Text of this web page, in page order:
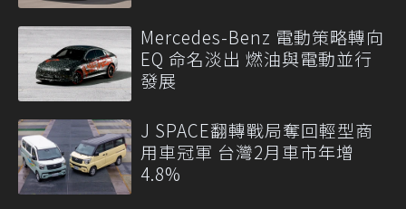
Mercedes-Benz 電動策略轉向
EQ 命名淡出 燃油與電動並行
發展
J SPACE翻轉戰局奪回輕型商
用車冠軍 台灣2月車市年增
4.8%